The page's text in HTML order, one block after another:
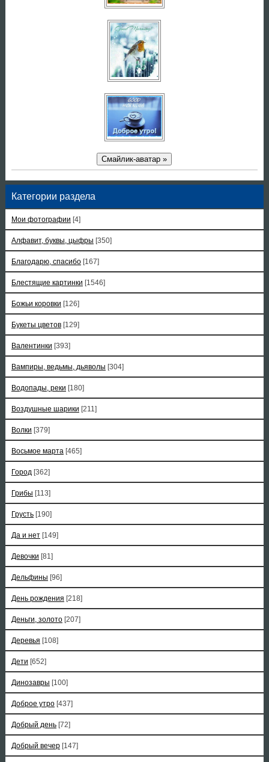
Смайлик-аватар »
Категории раздела
Мои фотографии [4]
Алфавит, буквы, цыфры [350]
Благодарю, спасибо [167]
Блестящие картинки [1546]
Божьи коровки [126]
Букеты цветов [129]
Валентинки [393]
Вампиры, ведьмы, дьяволы [304]
Водопады, реки [180]
Воздушные шарики [211]
Волки [379]
Восьмое марта [465]
Город [362]
Грибы [113]
Грусть [190]
Да и нет [149]
Девочки [81]
Дельфины [96]
День рождения [218]
Деньги, золото [207]
Деревья [108]
Дети [652]
Динозавры [100]
Доброе утро [437]
Добрый день [72]
Добрый вечер [147]